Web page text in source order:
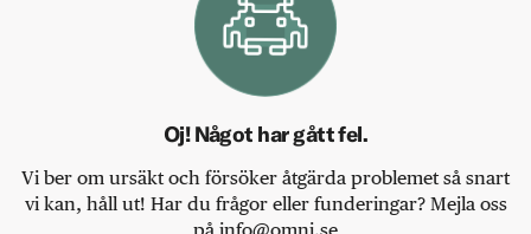
Oj! Något har gått fel.
Vi ber om ursäkt och försöker åtgärda problemet så snart
vi kan, håll ut! Har du frågor eller funderingar? Mejla oss